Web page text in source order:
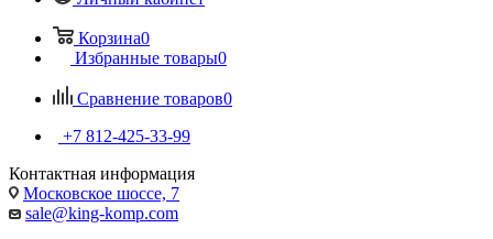
Корзина0
Избранные товары0
Сравнение товаров0
+7 812-425-33-99
Контактная информация
Московское шоссе, 7
sale@king-komp.com